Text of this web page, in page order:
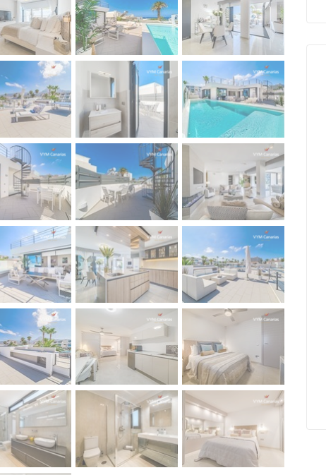
Playa
Arona
Apartament Puerto De Santiago,
Santiago Del Teide
Ref. ID: VS5641I
€ 229.950